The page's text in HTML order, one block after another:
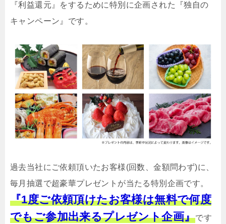
『利益還元』をするために特別に企画された『独自の
キャンペーン』です。
過去当社にご依頼頂いたお客様(回数、金額問わず)に、
毎月抽選で超豪華プレゼントが当たる特別企画です。
『1度ご依頼頂けたお客様は無料で何度
でもご参加出来るプレゼント企画』です